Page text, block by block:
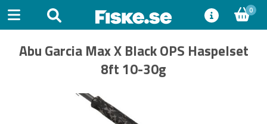
0
Abu Garcia Max X Black OPS Haspelset
8ft 10-30g